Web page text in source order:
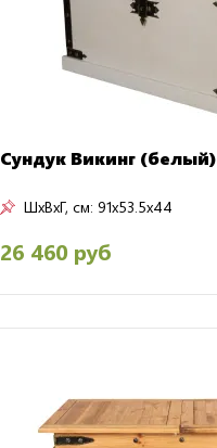
Сундук Викинг (белый)
ШxВxГ, см: 91x53.5x44
26 460 руб